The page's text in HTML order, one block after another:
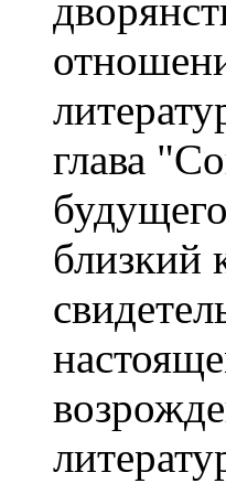
глава
близкий